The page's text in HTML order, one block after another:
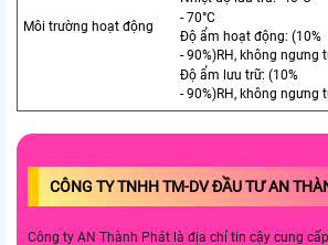
Môi trường hoạt động
- 70°C
Độ ẩm hoạt động: (10%
- 90%)RH, không ngưng
Độ ẩm lưu trữ: (10%
- 90%)RH, không ngưng
CÔNG TY TNHH TM-DV ĐẦU TƯ AN
Công ty AN Thành Phát là địa chỉ tin cậy cung